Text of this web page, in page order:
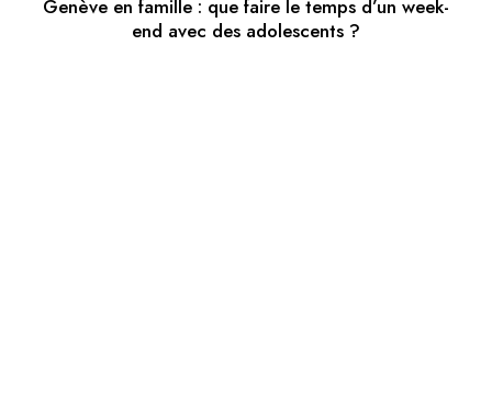
Genève en famille : que faire le temps d’un week-
end avec des adolescents ?